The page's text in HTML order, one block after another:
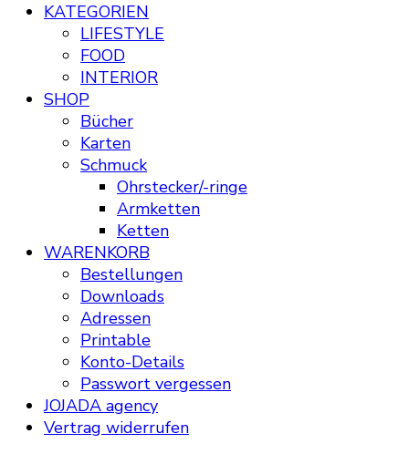
KATEGORIEN
LIFESTYLE
FOOD
INTERIOR
SHOP
Bücher
Karten
Schmuck
Ohrstecker/-ringe
Armketten
Ketten
WARENKORB
Bestellungen
Downloads
Adressen
Printable
Konto-Details
Passwort vergessen
JOJADA agency
Vertrag widerrufen